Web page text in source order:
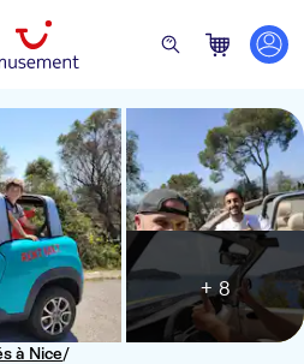
à Nice/
+ 8